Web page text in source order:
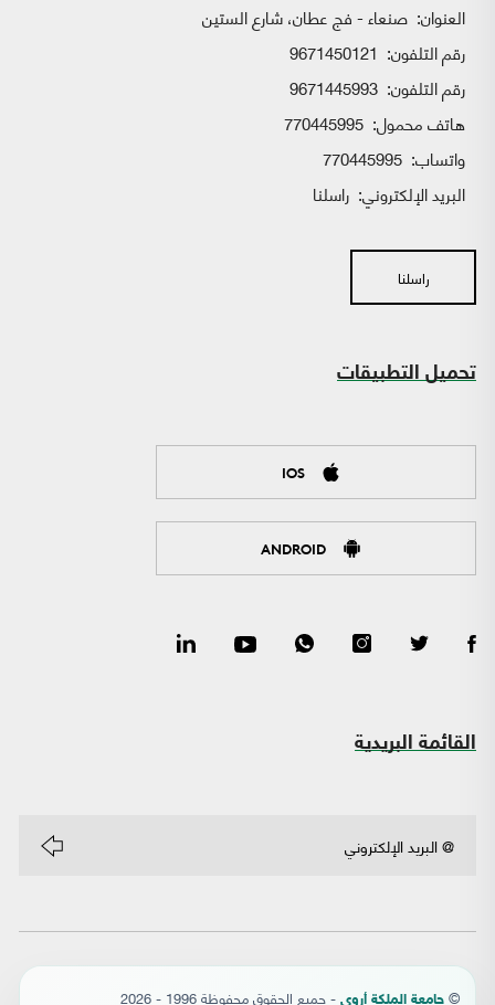
العنوان: صنعاء - فج عطان، شارع الستين
رقم التلفون: 9671450121
رقم التلفون: 9671445993
هاتف محمول: 770445995
واتساب:
البريد الإلكتروني: راسلنا
راسلنا
تحميل التطبيقات
IOS
ANDROID
القائمة البريدية
© جامعة الملكة أروى - جميع الحقوق محفوظة 1996 - 2026